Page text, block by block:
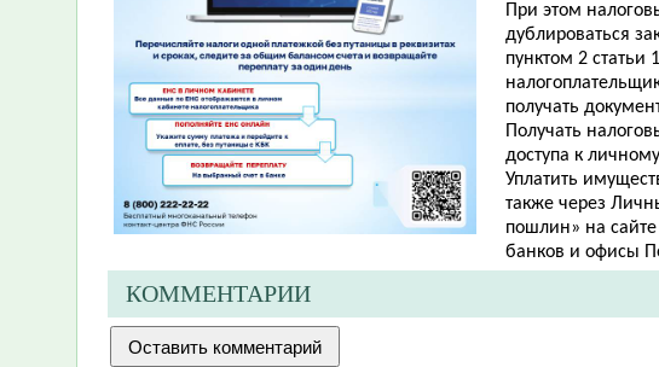
При этом
дублироваться
пунктом 2 статьи
получать
Получать
доступа к
Уплатить
также через
пошлин» на
банков и офисы
КОММЕНТАРИИ